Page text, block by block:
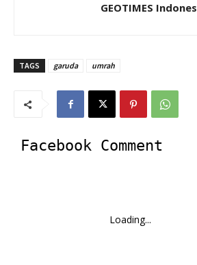
GEOTIMES
TAGS garuda umrah
Facebook Comment
Loading...